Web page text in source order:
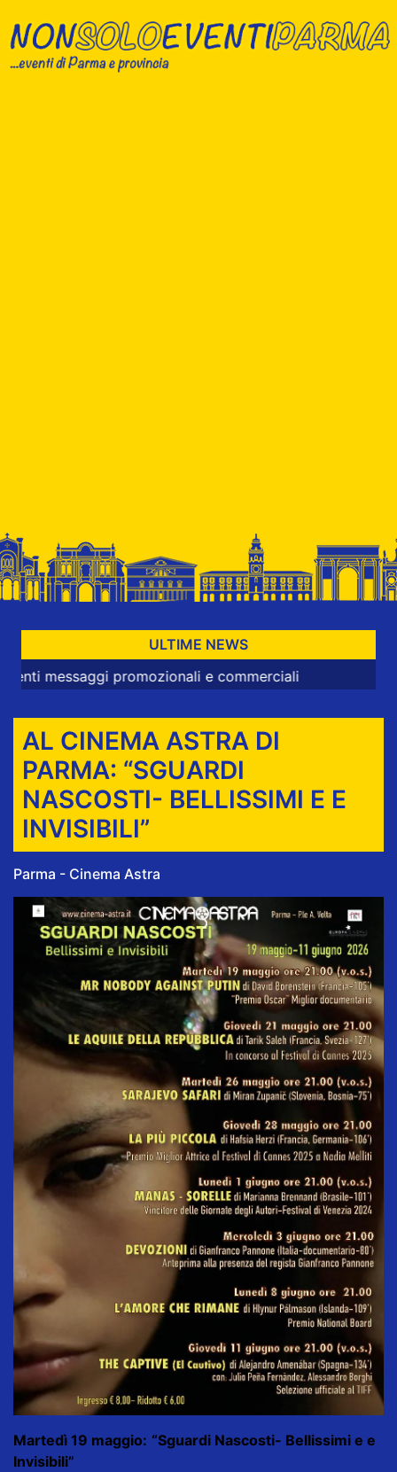
ULTIME NEWS
promozionali e commerciali
AL CINEMA ASTRA DI
PARMA: “SGUARDI
NASCOSTI- BELLISSIMI E E
INVISIBILI”
Parma - Cinema Astra
Martedì 19 maggio: “Sguardi Nascosti- Bellissimi e e
Invisibili”